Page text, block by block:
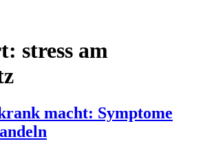
stress am
macht: Symptome